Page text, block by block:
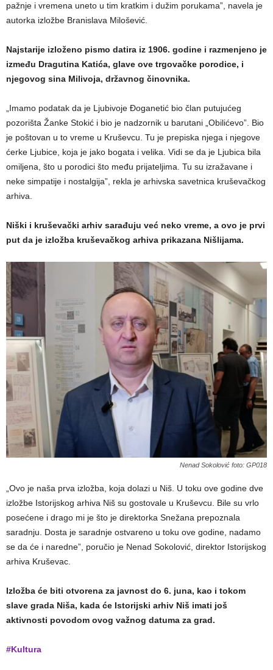
pažnje i vremena uneto u tim kratkim i dužim porukama”, navela je
autorka izložbe Branislava Milošević.
Najstarije izloženo pismo datira iz 1906. godine i razmenjeno je
između Dragutina Katića, glave ove trgovačke porodice, i
njegovog sina Milivoja, državnog činovnika.
„Imamo podatak da je Ljubivoje Đoganetić bio član putujućeg
pozorišta Žanke Stokić i bio je nadzornik u barutani „Obilićevo”. Bio
je poštovan u to vreme u Kruševcu. Tu je prepiska njega i njegove
ćerke Ljubice, koja je jako bogata i velika. Vidi se da je Ljubica bila
omiljena, što u porodici što među prijateljima. Tu su izražavane i
neke simpatije i nostalgija”, rekla je arhivska savetnica kruševačkog
arhiva.
Niški i kruševački arhiv sarađuju već neko vreme, a ovo je prvi
put da je izložba kruševačkog arhiva prikazana Nišlijama.
Nenad Sokolović foto: GP018
„Ovo je naša prva izložba, koja dolazi u Niš. U toku ove godine dve
izložbe Istorijskog arhiva Niš su gostovale u Kruševcu. Bile su vrlo
posećene i drago mi je što je direktorka Snežana prepoznala
saradnju. Dosta je saradnje ostvareno u toku ove godine, nadamo
se da će i naredne”, poručio je Nenad Sokolović, direktor Istorijskog
arhiva Kruševac.
Izložba će biti otvorena za javnost do 6. juna, kao i tokom
slave grada Niša, kada će Istorijski arhiv Niš imati još
aktivnosti povodom ovog važnog datuma za grad.
#Kultura